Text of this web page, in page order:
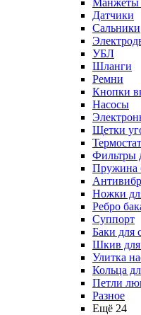
Манжеты
Датчики
Сальники
УБЛ
Шланги
Ремни
Кнопки
Насосы
Щетки
Фильтры
Пружина
Ножки
Ребро
Суппорт
Баки для
Шкив
Улитка
Кольца
Петли
Разное
Ещё 24